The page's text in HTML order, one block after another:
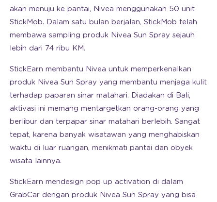
akan menuju ke pantai, Nivea menggunakan 50 unit
StickMob. Dalam satu bulan berjalan, StickMob telah
membawa sampling produk Nivea Sun Spray sejauh
lebih dari 74 ribu KM.
StickEarn membantu Nivea untuk memperkenalkan
produk Nivea Sun Spray yang membantu menjaga kulit
terhadap paparan sinar matahari. Diadakan di Bali,
aktivasi ini memang mentargetkan orang-orang yang
berlibur dan terpapar sinar matahari berlebih. Sangat
tepat, karena banyak wisatawan yang menghabiskan
waktu di luar ruangan, menikmati pantai dan obyek
wisata lainnya.
StickEarn mendesign pop up activation di dalam
GrabCar dengan produk Nivea Sun Spray yang bisa